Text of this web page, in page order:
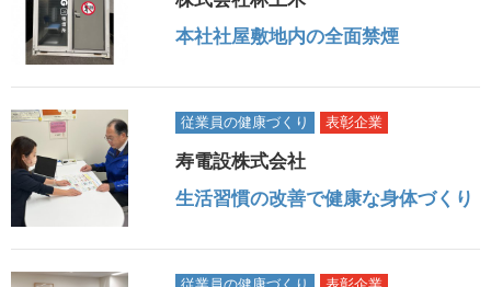
本社社屋敷地内の全面禁煙
従業員の健康づくり 表彰企業
寿電設株式会社
生活習慣の改善で健康な身体づくり